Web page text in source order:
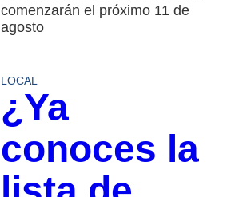
comenzarán el próximo 11 de
agosto
LOCAL
¿Ya
conoces la